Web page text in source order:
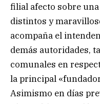
filial afecto sobre
distintos y
acompaña el
demás autoridades,
comunales en
la principal
Asimismo en días